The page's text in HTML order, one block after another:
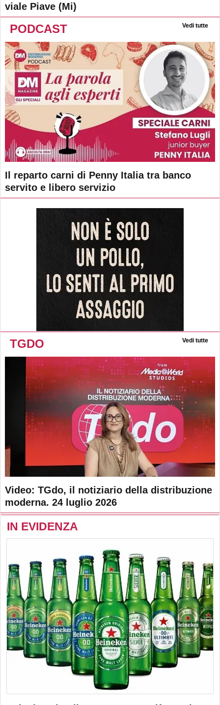
viale Piave (Mi)
PODCAST Vedi tutte
Il reparto carni di Penny Italia tra banco
servito e libero servizio
TGDO Vedi tutte
Video: TGdo, il notiziario della distribuzione
moderna. 24 luglio 2026
IN EVIDENZA